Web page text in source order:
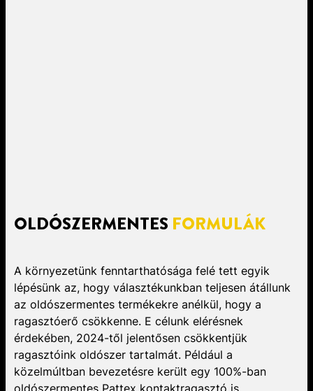
OLDÓSZERMENTES FORMULÁK
A környezetünk fenntarthatósága felé tett egyik
lépésünk az, hogy választékunkban teljesen átállunk
az oldószermentes termékekre anélkül, hogy a
ragasztóerő csökkenne. E célunk elérésnek
érdekében, 2024-től jelentősen csökkentjük
ragasztóink oldószer tartalmát. Például a
közelmúltban bevezetésre került egy 100%-ban
oldószermentes Pattex kontaktragasztó is.